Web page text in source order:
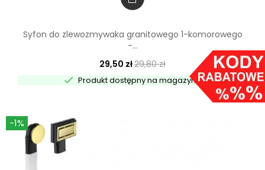
Syfon do zlewozmywaka granitowego 1-komorowego
-...
29,50 zł29,80 zł
 Produkt dostępny na magazynie
-1%